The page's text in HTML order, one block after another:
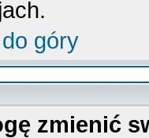
góry
zmienić